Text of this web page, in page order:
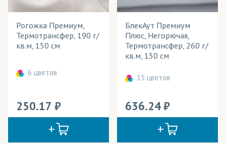
Рогожка Премиум,
Термотрансфер, 190 г/
кв.м, 150 см
6 цветов
250.17
БлекАут Премиум
Плюс, Негорючая,
Термотрансфер, 260 г/
кв.м, 150 см
15 цветов
636.24